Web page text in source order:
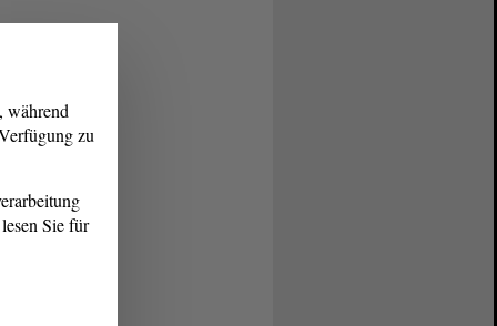
während
zu
Sie für